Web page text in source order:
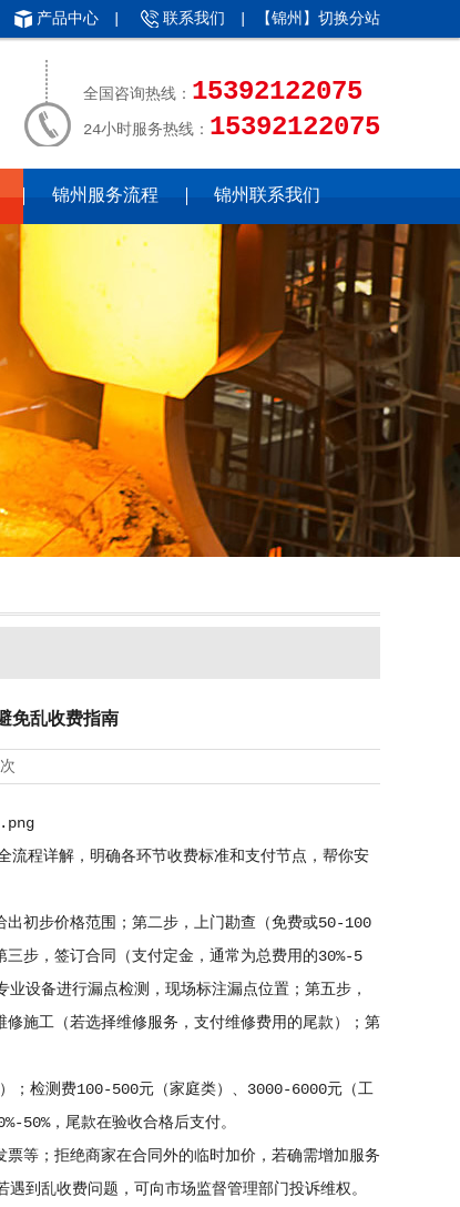
产品中心 联系我们 | 【锦州】 切换分站
全国咨询热线： 15392122075
24小时服务热线： 15392122075
锦州服务流程 锦州联系我们
免乱收费指南
流程详解，明确各环节收费标准和支付节点，帮你安
初步价格范围；第二步，上门勘查（免费或50-100
步，签订合同（支付定金，通常为总费用的30%-5
设备进行漏点检测，现场标注漏点位置；第五步，
施工（若选择维修服务，支付维修费用的尾款）；第
；检测费100-500元（家庭类）、3000-6000元（工
50%，尾款在验收合格后支付。
等；拒绝商家在合同外的临时加价，若确需增加服务
到乱收费问题，可向市场监督管理部门投诉维权。